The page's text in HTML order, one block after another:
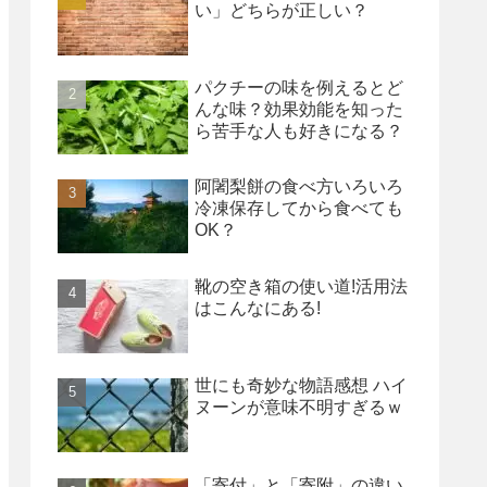
い」どちらが正しい？
パクチーの味を例えるとど
んな味？効果効能を知った
ら苦手な人も好きになる？
阿闍梨餅の食べ方いろいろ
冷凍保存してから食べても
OK？
靴の空き箱の使い道!活用法
はこんなにある!
世にも奇妙な物語感想 ハイ
ヌーンが意味不明すぎるｗ